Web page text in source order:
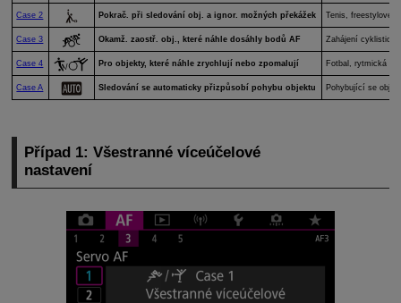
Case 2 Pokrač. při sledování obj. a ignor. možných překážek Tenis, freestylové
Case 3 Okamž. zaostř. obj., které náhle dosáhly bodů AF Zahájení
Case 4 / Pro objekty, které náhle zrychlují nebo zpomalují Fotbal, rytmická
Case A Sledování se automaticky přizpůsobí pohybu objektu Pohybující se
Případ 1: Všestranné víceúčelové
nastavení